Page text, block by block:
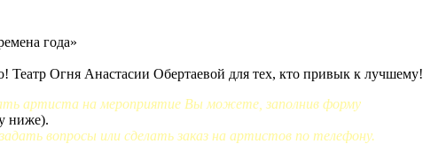
года»
Театр Огня Анастасии Обертаевой для тех, кто привык к лучшему!
артиста на мероприятие Вы можете, заполнив форму
ниже).
вопросы или сделать заказ на артистов по телефону.